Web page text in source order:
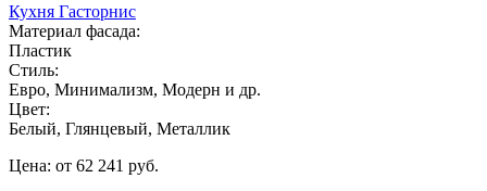
Кухня Гасторнис
Материал фасада:
Пластик
Стиль:
Евро, Минимализм, Модерн и др.
Цвет:
Белый, Глянцевый, Металлик
Цена: от 62 241 руб.